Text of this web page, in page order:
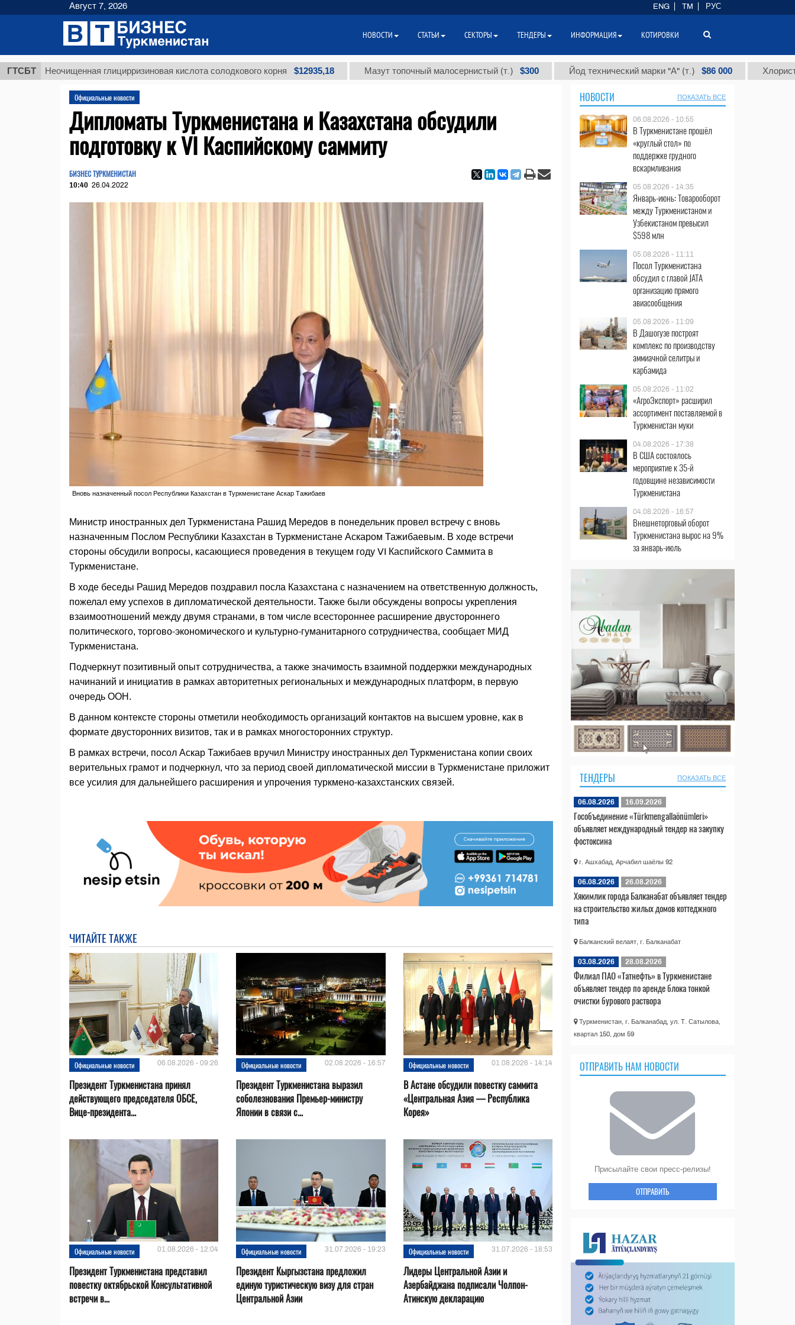
ГТСБТ
Неочищенная глицирризиновая кислота солодкового корня $12935,18 Мазут топочный малосернистый (т.) $300 Йод технический марки "А" (т.) $86 000 Хлористый
Официальные новости
Дипломаты Туркменистана и Казахстана обсудили
подготовку к VI Каспийскому саммиту
БИЗНЕС ТУРКМЕНИСТАН
10:40 26.04.2022
Вновь назначенный посол Республики Казахстан в Туркменистане Аскар Тажибаев
Министр иностранных дел Туркменистана Рашид Мередов в понедельник провел встречу с вновь
назначенным Послом Республики Казахстан в Туркменистане Аскаром Тажибаевым. В ходе встречи
стороны обсудили вопросы, касающиеся проведения в текущем году VI Каспийского Саммита в
Туркменистане.
В ходе беседы Рашид Мередов поздравил посла Казахстана с назначением на ответственную должность,
пожелал ему успехов в дипломатической деятельности. Также были обсуждены вопросы укрепления
взаимоотношений между двумя странами, в том числе всестороннее расширение двустороннего
политического, торгово-экономического и культурно-гуманитарного сотрудничества, сообщает МИД
Туркменистана.
Подчеркнут позитивный опыт сотрудничества, а также значимость взаимной поддержки международных
начинаний и инициатив в рамках авторитетных региональных и международных платформ, в первую
очередь ООН.
В данном контексте стороны отметили необходимость организаций контактов на высшем уровне, как в
формате двусторонних визитов, так и в рамках многосторонних структур.
В рамках встречи, посол Аскар Тажибаев вручил Министру иностранных дел Туркменистана копии своих
верительных грамот и подчеркнул, что за период своей дипломатической миссии в Туркменистане приложит
все усилия для дальнейшего расширения и упрочения туркмено-казахстанских связей.
ЧИТАЙТЕ ТАКЖЕ
Официальные новости 06.08.2026 - 09:26
Президент Туркменистана принял
действующего председателя ОБСЕ,
Вице-президента...
Официальные новости 02.08.2026 - 16:57
Президент Туркменистана выразил
соболезнования Премьер-министру
Японии в связи с...
Официальные новости 01.08.2026 - 14:14
В Астане обсудили повестку саммита
«Центральная Азия — Республика
Корея»
Официальные новости 01.08.2026 - 12:04
Президент Туркменистана представил
повестку октябрьской Консультативной
встречи в...
Официальные новости 31.07.2026 - 19:23
Президент Кыргызстана предложил
единую туристическую визу для стран
Центральной Азии
Официальные новости 31.07.2026 - 18:53
Лидеры Центральной Азии и
Азербайджана подписали Чолпон-
Атинскую декларацию
НОВОСТИ ПОКАЗАТЬ ВСЕ
06.08.2026 - 10:55
В Туркменистане прошёл
«круглый стол» по
поддержке грудного
вскармливания
05.08.2026 - 14:35
Январь-июнь: Товарооборот
между Туркменистаном и
Узбекистаном превысил
$598 млн
05.08.2026 - 11:11
Посол Туркменистана
обсудил с главой JATA
организацию прямого
авиасообщения
05.08.2026 - 11:09
В Дашогузе построят
комплекс по производству
аммиачной селитры и
карбамида
05.08.2026 - 11:02
«АгроЭкспорт» расширил
ассортимент поставляемой в
Туркменистан муки
04.08.2026 - 17:38
В США состоялось
мероприятие к 35-й
годовщине независимости
Туркменистана
04.08.2026 - 16:57
Внешнеторговый оборот
Туркменистана вырос на 9%
за январь-июль
ТЕНДЕРЫ ПОКАЗАТЬ ВСЕ
06.08.2026 16.09.2026
Гособъединение «Türkmengallaönümleri»
объявляет международный тендер на закупку
фостоксина
г. Ашхабад, Арчабил шаёлы 92
06.08.2026 26.08.2026
Хякимлик города Балканабат объявляет тендер
на строительство жилых домов коттеджного
типа
Балканский велаят, г. Балканабат
03.08.2026 28.08.2026
Филиал ПАО «Татнефть» в Туркменистане
объявляет тендер по аренде блока тонкой
очистки бурового раствора
Туркменистан, г. Балканабад, ул. Т. Сатылова,
квартал 150, дом 59
ОТПРАВИТЬ НАМ НОВОСТИ
Присылайте свои пресс-релизы!
ОТПРАВИТЬ
Август 7, 2026 ENG TM РУС
НОВОСТИ СТАТЬИ СЕКТОРЫ ТЕНДЕРЫ ИНФОРМАЦИЯ КОТИРОВКИ